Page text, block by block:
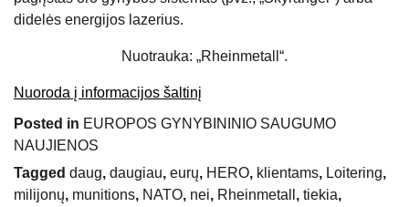
didelės energijos lazerius.
Nuotrauka: „Rheinmetall“.
Nuoroda į informacijos šaltinį
Posted in EUROPOS GYNYBININIO SAUGUMO
NAUJIENOS
Tagged daug, daugiau, eurų, HERO, klientams, Loitering,
milijonų, munitions, NATO, nei, Rheinmetall , tiekia,